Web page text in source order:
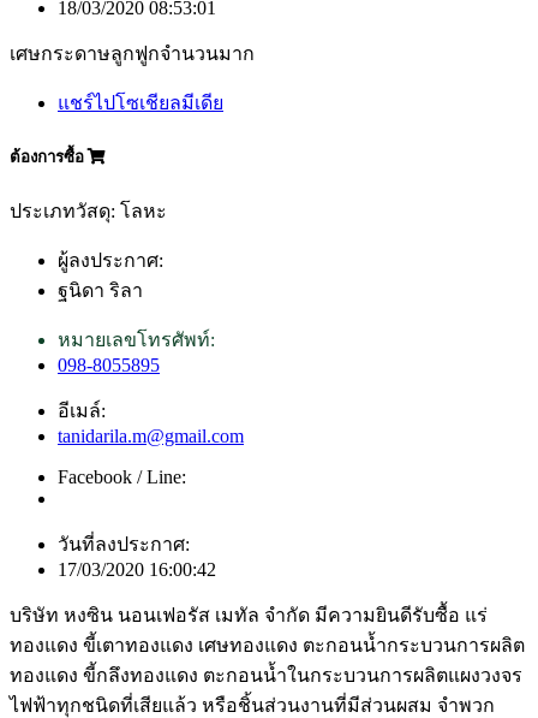
18/03/2020 08:53:01
เศษกระดาษลูกฟูกจำนวนมาก
แชร์ไปโซเชียลมีเดีย
ต้องการซื้อ
ประเภทวัสดุ: โลหะ
ผู้ลงประกาศ:
ฐนิดา ริลา
หมายเลขโทรศัพท์:
098-8055895
อีเมล์:
tanidarila.m@gmail.com
Facebook / Line:
วันที่ลงประกาศ:
17/03/2020 16:00:42
บริษัท หงซิน นอนเฟอรัส เมทัล จำกัด มีความยินดีรับซื้อ แร่
ทองแดง ขี้เตาทองแดง เศษทองแดง ตะกอนน้ำกระบวนการผลิต
ทองแดง ขี้กลึงทองแดง ตะกอนน้ำในกระบวนการผลิตแผงวงจร
ไฟฟ้าทุกชนิดที่เสียแล้ว หรือชิ้นส่วนงานที่มีส่วนผสม จำพวก